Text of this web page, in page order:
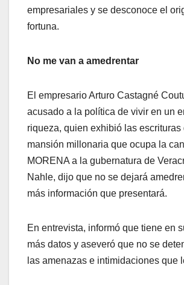
empresariales y se desconoce el
fortuna.
No me van a amedrentar
El empresario Arturo Castagné
acusado a la política de vivir en un
riqueza, quien exhibió las escrituras
mansión millonaria que ocupa la
MORENA a la gubernatura de
Nahle, dijo que no se dejará
más información que presentará.
En entrevista, informó que tiene en
más datos y aseveró que no se
las amenazas e intimidaciones que